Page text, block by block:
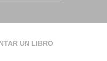
UN LIBRO